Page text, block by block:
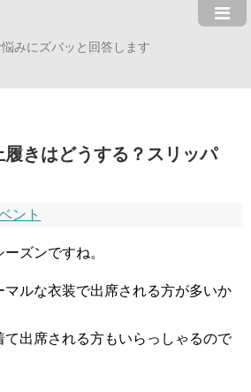
みにズバッと回答します
履きはどうする？スリッパ
ント
ズンですね。
マルな衣装で出席される方が多いか
出席される方もいらっしゃるので